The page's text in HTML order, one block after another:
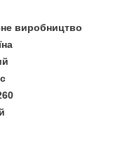
виробництво